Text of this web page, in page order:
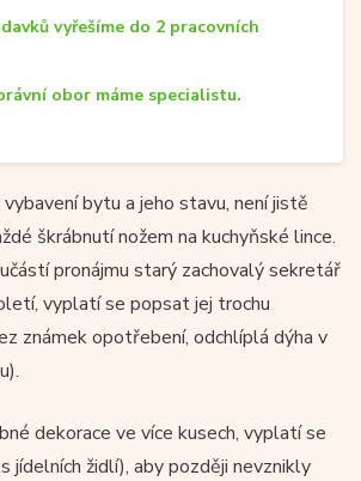
vyřešíme do 2 pracovních
obor máme specialistu.
bytu a jeho stavu, není jistě
škrábnutí nožem na kuchyňské lince.
pronájmu starý zachovalý sekretář
vyplatí se popsat jej trochu
známek opotřebení, odchlíplá dýha v
dekorace ve více kusech, vyplatí se
jídelních židlí), aby později nevznikly